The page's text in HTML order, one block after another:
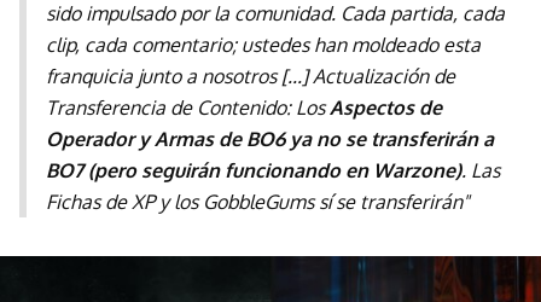
sido impulsado por la comunidad. Cada partida, cada
clip, cada comentario; ustedes han moldeado esta
franquicia junto a nosotros [...] Actualización de
Transferencia de Contenido: LosAspectos de
Operador y Armas de BO6 ya no se transferirán a
BO7 (pero seguirán funcionando en Warzone). Las
Fichas de XP y los GobbleGums sí se transferirán"